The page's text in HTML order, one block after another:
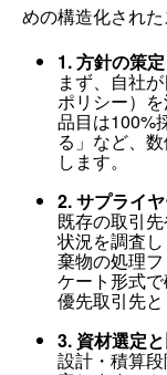
めの構造化された
1. 方針の策
まず、自社
ポリシー）
品目は100%
る」など、
します。
2. サプライ
既存の取引
状況を調査
棄物の処理
ケート形式
優先取引先と
3. 資材選定
設計・積算